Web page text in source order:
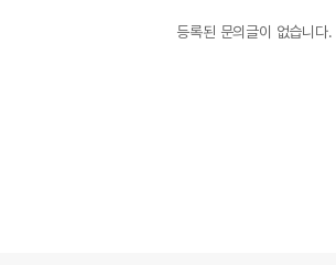
등록된 문의글이 없습니다.